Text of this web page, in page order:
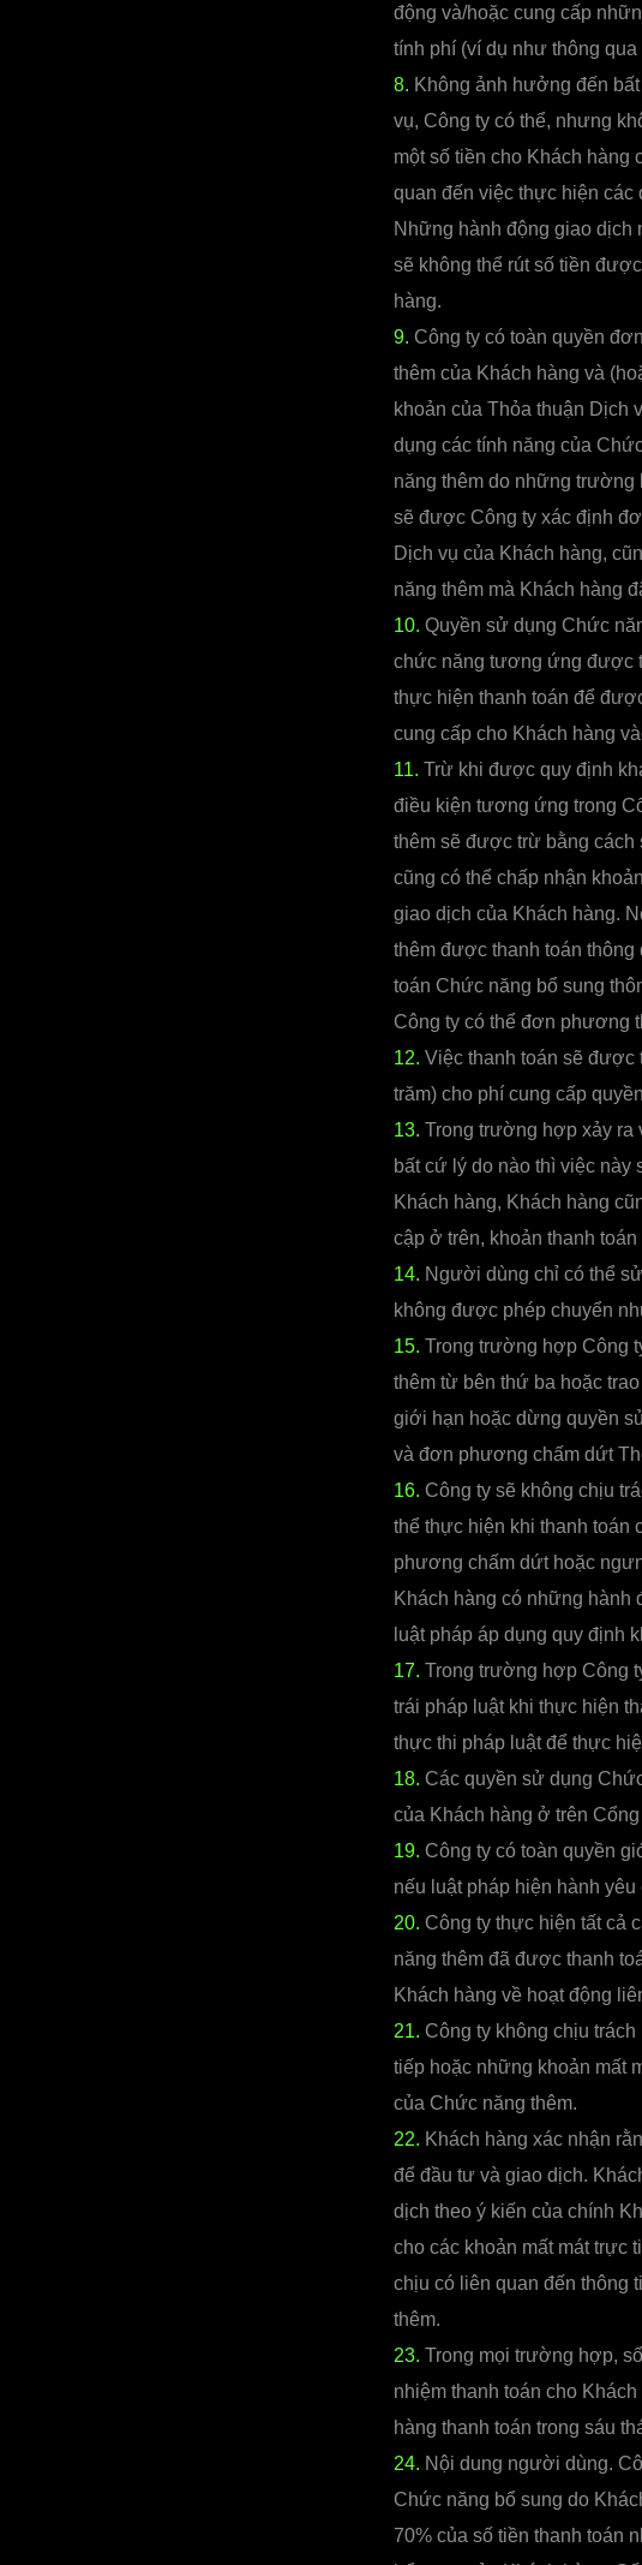
động và/hoặc cung cấp
tính phí (ví dụ như thông qua
8. Không ảnh hưởng đến
vụ, Công ty có thể, nhưng
một số tiền cho Khách hàng
quan đến việc thực hiện các
Những hành động giao dịch
sẽ không thể rút số tiền
hàng.
9. Công ty có toàn quyền
thêm của Khách hàng và
khoản của Thỏa thuận Dịch
dụng các tính năng của
năng thêm do những trường
sẽ được Công ty xác định
Dịch vụ của Khách hàng,
năng thêm mà Khách hàng
10. Quyền sử dụng Chức
chức năng tương ứng được
thực hiện thanh toán để
cung cấp cho Khách hàng
11. Trừ khi được quy định
điều kiện tương ứng trong
thêm sẽ được trừ bằng cách
cũng có thể chấp nhận
giao dịch của Khách hàng.
thêm được thanh toán
toán Chức năng bổ sung
Công ty có thể đơn phương
12. Việc thanh toán sẽ được
trăm) cho phí cung cấp
13. Trong trường hợp xảy ra
bất cứ lý do nào thì việc này
Khách hàng, Khách hàng
cập ở trên, khoản thanh
14. Người dùng chỉ có thể
không được phép chuyển
15. Trong trường hợp Công
thêm từ bên thứ ba hoặc
giới hạn hoặc dừng quyền
và đơn phương chấm dứt
16. Công ty sẽ không chịu
thể thực hiện khi thanh toán
phương chấm dứt hoặc
Khách hàng có những
luật pháp áp dụng quy định
17. Trong trường hợp Công
trái pháp luật khi thực hiện
thực thi pháp luật để thực
18. Các quyền sử dụng
của Khách hàng ở trên
19. Công ty có toàn quyền
nếu luật pháp hiện hành
20. Công ty thực hiện tất cả
năng thêm đã được thanh
Khách hàng về hoạt động
21. Công ty không chịu
tiếp hoặc những khoản mất
của Chức năng thêm.
22. Khách hàng xác nhận
để đầu tư và giao dịch.
dịch theo ý kiến của chính
cho các khoản mất mát trực
chịu có liên quan đến thông
thêm.
23. Trong mọi trường hợp,
nhiệm thanh toán cho
hàng thanh toán trong sáu
24. Nội dung người dùng.
Chức năng bổ sung do
70% của số tiền thanh toán